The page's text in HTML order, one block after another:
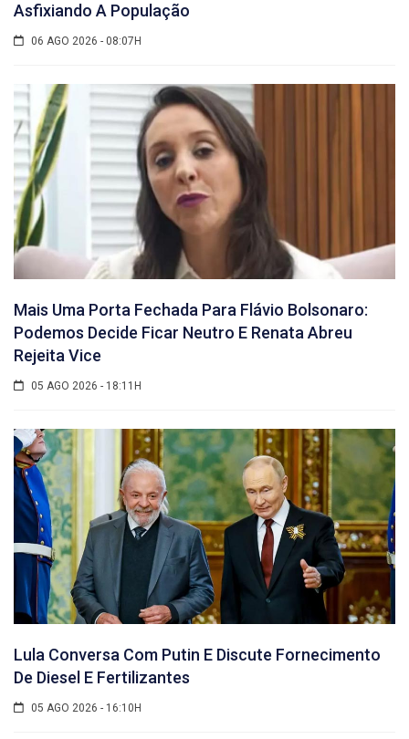
Asfixiando A População
06 AGO 2026 - 08:07H
Mais Uma Porta Fechada Para Flávio Bolsonaro:
Podemos Decide Ficar Neutro E Renata Abreu
Rejeita Vice
05 AGO 2026 - 18:11H
Lula Conversa Com Putin E Discute Fornecimento
De Diesel E Fertilizantes
05 AGO 2026 - 16:10H